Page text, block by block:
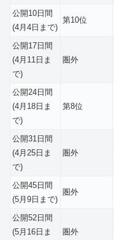
公開10日間
(4月4日まで)
第10位
公開17日間
(4月11日ま
で)
圏外
公開24日間
(4月18日ま
で)
第8位
公開31日間
(4月25日ま
で)
圏外
公開45日間
(5月9日まで)
圏外
公開52日間
(5月16日ま
圏外